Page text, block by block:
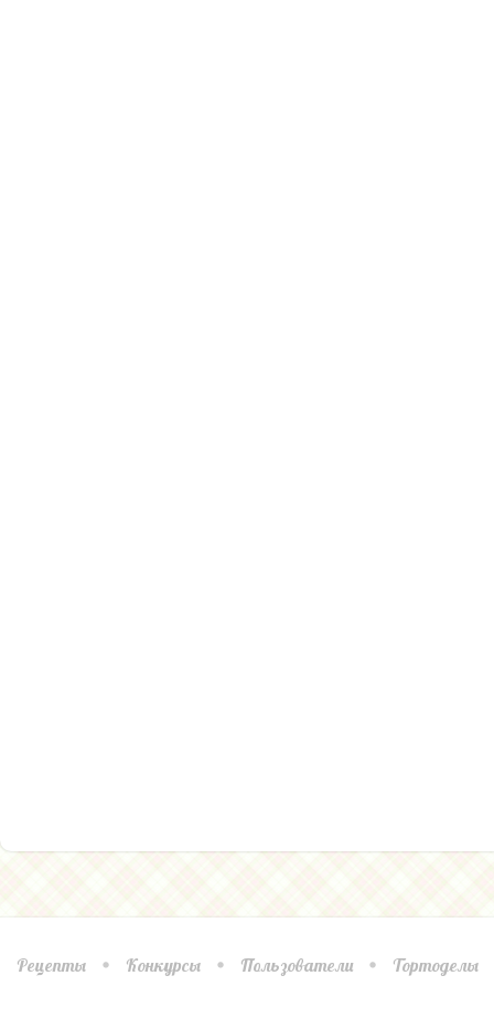
Рецепты Конкурсы Пользователи Тортоделы